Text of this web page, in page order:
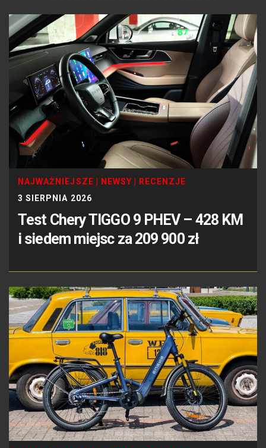
NAJWAŻNIEJSZE NEWSY
RECENZJE
3 SIERPNIA 2026
Test Chery TIGGO 9 PHEV – 428 KM
i siedem miejsc za 209 900 zł